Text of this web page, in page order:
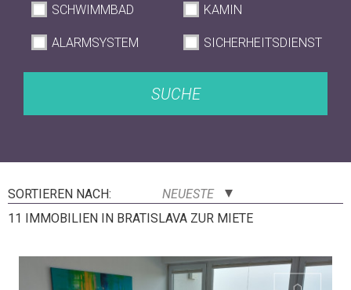
SCHWIMMBAD KAMIN
ALARMSYSTEM SICHERHEITSDIENST
SUCHE
SORTIEREN NACH:
NEUESTE
11 IMMOBILIEN IN BRATISLAVA ZUR MIETE